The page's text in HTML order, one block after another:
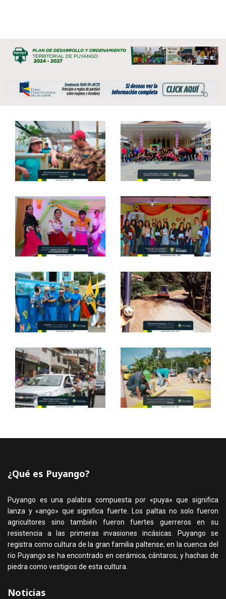
¿Qué es Puyango?
Puyango es una palabra compuesta por «puya» que significa
lanza y «ango» que significa fuerte. Los paltas no solo fueron
agricultores sino también fueron fuertes guerreros en su
resistencia a las primeras invasiones incásicas. Puyango se
registra como cultura de la gran familia paltense; en la cuenca del
rio Puyango se ha encontrado en cerámica, cántaros; y hachas de
piedra como vestigios de esta cultura.
Noticias